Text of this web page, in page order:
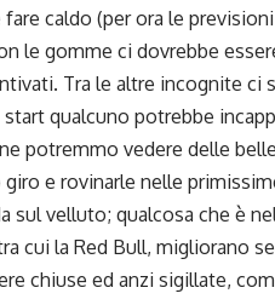
caldo (per ora le
le gomme ci dovrebbe
Tra le altre incognite ci
qualcuno potrebbe
potremmo vedere delle
e rovinarle nelle
sul velluto; qualcosa che è
cui la Red Bull, migliorano
chiuse ed anzi sigillate,